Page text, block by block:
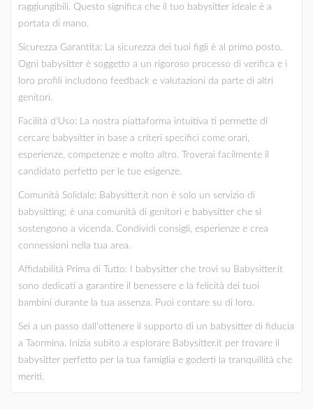
raggiungibili. Questo significa che il tuo babysitter ideale è a
portata di mano.
Sicurezza Garantita: La sicurezza dei tuoi figli è al primo posto.
Ogni babysitter è soggetto a un rigoroso processo di verifica e i
loro profili includono feedback e valutazioni da parte di altri
genitori.
Facilità d'Uso: La nostra piattaforma intuitiva ti permette di
cercare babysitter in base a criteri specifici come orari,
esperienze, competenze e molto altro. Troverai facilmente il
candidato perfetto per le tue esigenze.
Comunità Solidale: Babysitter.it non è solo un servizio di
babysitting; è una comunità di genitori e babysitter che si
sostengono a vicenda. Condividi consigli, esperienze e crea
connessioni nella tua area.
Affidabilità Prima di Tutto: I babysitter che trovi su Babysitter.it
sono dedicati a garantire il benessere e la felicità dei tuoi
bambini durante la tua assenza. Puoi contare su di loro.
Sei a un passo dall'ottenere il supporto di un babysitter di fiducia
a Taormina. Inizia subito a esplorare Babysitter.it per trovare il
babysitter perfetto per la tua famiglia e goderti la tranquillità che
meriti.